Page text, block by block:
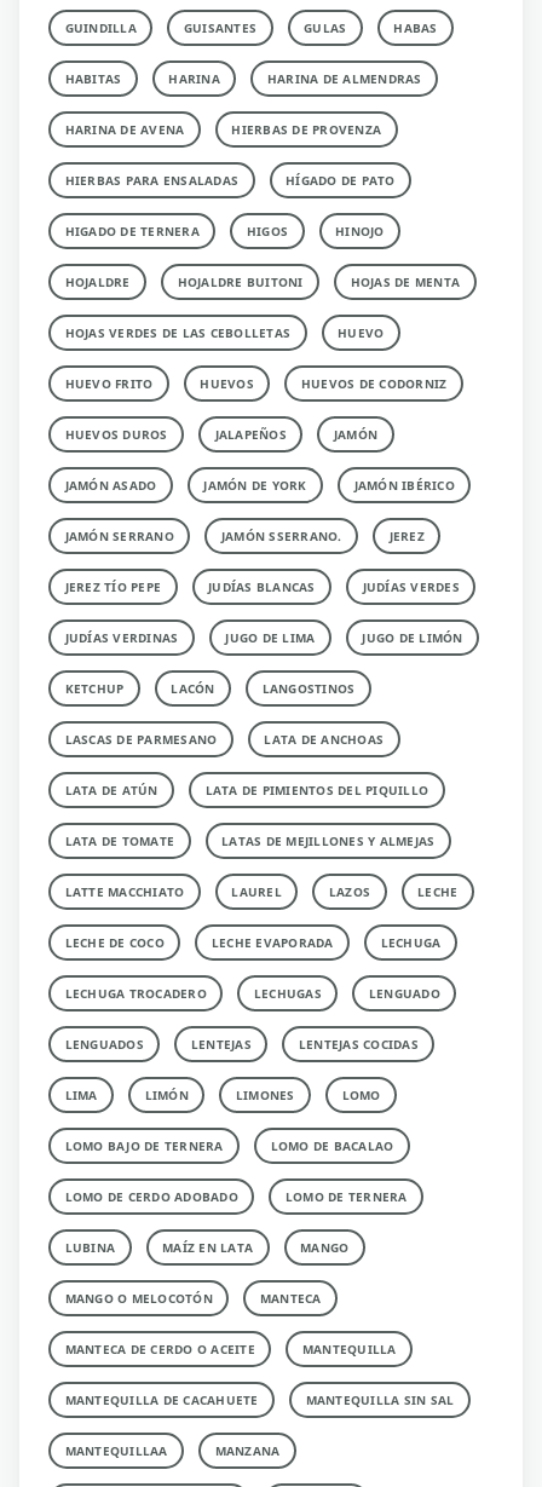
GUINDILLA GUISANTES GULAS HABAS
HABITAS HARINA HARINA DE ALMENDRAS
HARINA DE AVENA HIERBAS DE PROVENZA
HIERBAS PARA ENSALADAS HÍGADO DE PATO
HIGADO DE TERNERA HIGOS HINOJO
HOJALDRE HOJALDRE BUITONI HOJAS DE MENTA
HOJAS VERDES DE LAS CEBOLLETAS HUEVO
HUEVO FRITO HUEVOS HUEVOS DE CODORNIZ
HUEVOS DUROS JALAPEÑOS JAMÓN
JAMÓN ASADO JAMÓN DE YORK JAMÓN IBÉRICO
JAMÓN SERRANO JAMÓN SSERRANO. JEREZ
JEREZ TÍO PEPE JUDÍAS BLANCAS JUDÍAS VERDES
JUDÍAS VERDINAS JUGO DE LIMA JUGO DE LIMÓN
KETCHUP LACÓN LANGOSTINOS
LASCAS DE PARMESANO LATA DE ANCHOAS
LATA DE ATÚN LATA DE PIMIENTOS DEL PIQUILLO
LATA DE TOMATE LATAS DE MEJILLONES Y ALMEJAS
LATTE MACCHIATO LAUREL LAZOS LECHE
LECHE DE COCO LECHE EVAPORADA LECHUGA
LECHUGA TROCADERO LECHUGAS LENGUADO
LENGUADOS LENTEJAS LENTEJAS COCIDAS
LIMA LIMÓN LIMONES LOMO
LOMO BAJO DE TERNERA LOMO DE BACALAO
LOMO DE CERDO ADOBADO LOMO DE TERNERA
LUBINA MAÍZ EN LATA MANGO
MANGO O MELOCOTÓN MANTECA
MANTECA DE CERDO O ACEITE MANTEQUILLA
MANTEQUILLA DE CACAHUETE MANTEQUILLA SIN SAL
MANTEQUILLAA MANZANA